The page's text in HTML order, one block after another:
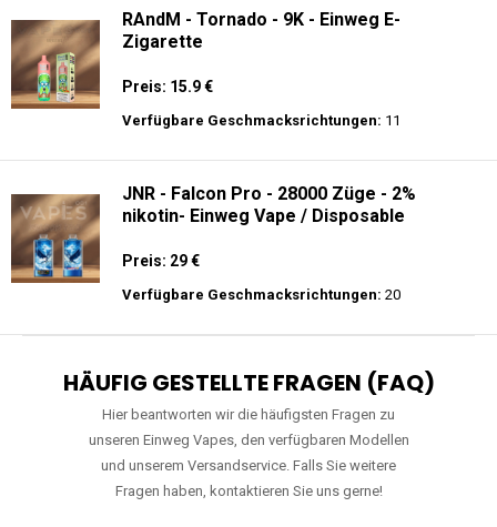
RAndM - Tornado - 9K - Einweg E-
Zigarette
Preis: 15.9 €
Verfügbare Geschmacksrichtungen: 11
JNR - Falcon Pro - 28000 Züge - 2%
nikotin- Einweg Vape / Disposable
Preis: 29 €
Verfügbare Geschmacksrichtungen: 20
HÄUFIG GESTELLTE FRAGEN (FAQ)
Hier beantworten wir die häufigsten Fragen zu
unseren Einweg Vapes, den verfügbaren Modellen
und unserem Versandservice. Falls Sie weitere
Fragen haben, kontaktieren Sie uns gerne!